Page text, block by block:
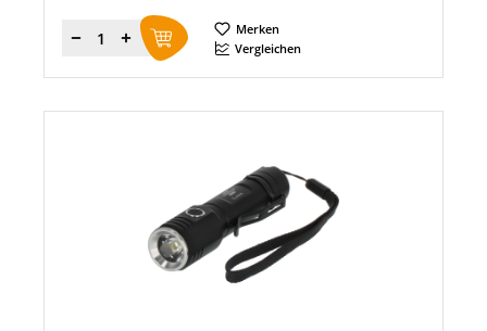
Menge
Merken
Vergleichen